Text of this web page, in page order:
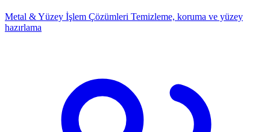
Metal & Yüzey İşlem Çözümleri Temizleme, koruma ve yüzey
hazırlama